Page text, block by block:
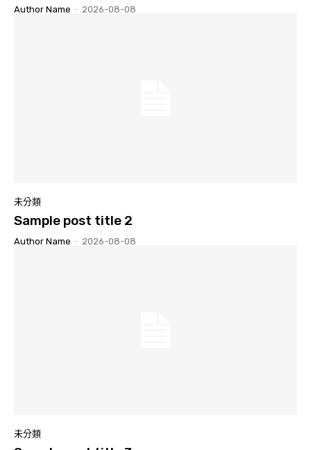
Author Name - 2026-08-08
未分類
Sample post title 2
Author Name - 2026-08-08
未分類